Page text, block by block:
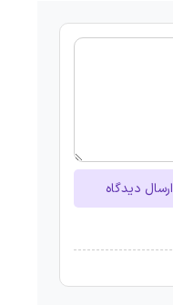
ارسال دیدگاه